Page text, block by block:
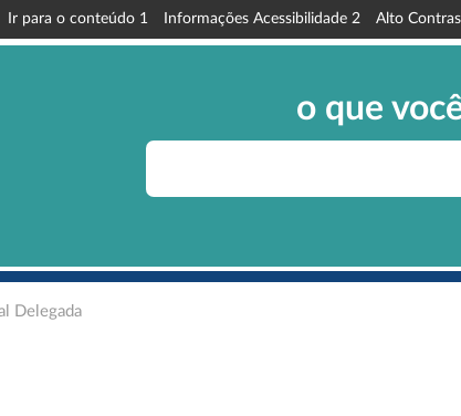
Ir para o conteúdo 1 Informações Acessibilidade 2 Alto
o que
Delegada